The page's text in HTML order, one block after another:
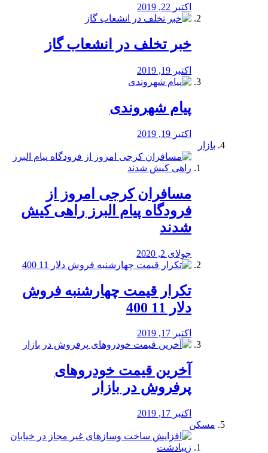
اکتبر 22, 2019
خبر تخلف در انشعاب گاز
اکتبر 19, 2019
پیام شهروندی
اکتبر 19, 2019
بازار
مسافران کرجی امروز از
فرودگاه پیام البرز راهی کیش
شدند
جولای 2, 2020
تکرار قیمت چهارشنبه فروش
دلار 11 400
اکتبر 17, 2019
آخرین قیمت خودرو‌های
پرفروش در بازار
اکتبر 17, 2019
مسکن